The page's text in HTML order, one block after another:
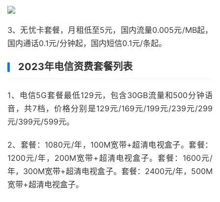
3、无忧卡套餐，月租低至5元，国内流量0.005元/MB起，
国内通话0.1元/分钟起，国内短信0.1元/条起。
2023年电信资费套餐列表
1、电信5G套餐最低129元，包含30GB流量和500分钟语
音，共7档，价格分别是129元/169元/199元/239元/299
元/399元/599元。
2、套餐：1080元/年，100M宽带+超清电视盒子。套餐：
1200元/年，200M宽带+超清电视盒子。套餐：1600元/
年，300M宽带+超清电视盒子。套餐：2400元/年，500M
宽带+超清电视盒子。